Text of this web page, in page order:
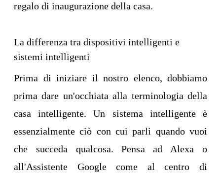
regalo di inaugurazione della casa.
La differenza tra dispositivi intelligenti e
sistemi intelligenti
Prima di iniziare il nostro elenco, dobbiamo
prima dare un'occhiata alla terminologia della
casa intelligente. Un sistema intelligente è
essenzialmente ciò con cui parli quando vuoi
che succeda qualcosa. Pensa ad Alexa o
all'Assistente Google come al centro di